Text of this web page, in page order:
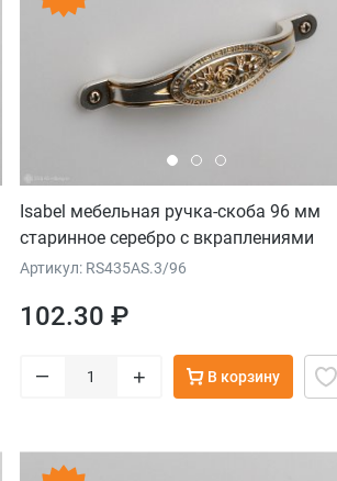
Isabel мебельная ручка-скоба 96 мм
старинное серебро с вкраплениями
сатинового золота
Артикул: RS435AS.3/96
102.30 ₽
– + В корзину